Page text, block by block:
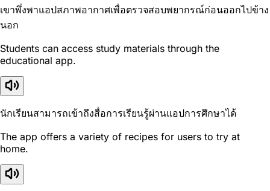
เขาพึ่งพาแอปสภาพอากาศเพื่อตรวจสอบพยากรณ์ก่อนออกไปข้าง
นอก
Students can access study materials through the
educational app.
นักเรียนสามารถเข้าถึงสื่อการเรียนรู้ผ่านแอปการศึกษาได้
The app offers a variety of recipes for users to try at
home.